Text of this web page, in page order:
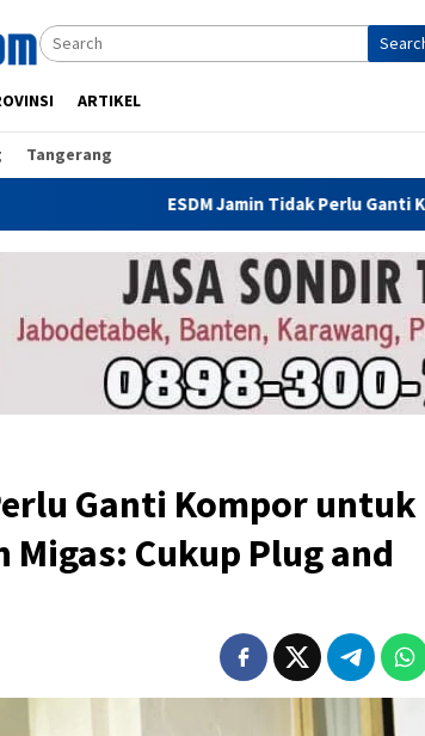
ARTIKEL
Tangerang
ESDM Jamin Tidak Perlu Ganti Kompor
Ganti Kompor untuk
Migas: Cukup Plug and